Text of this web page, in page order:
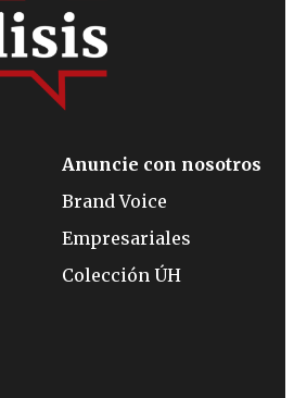
Anuncie con nosotros
Brand Voice
Empresariales
Colección ÚH